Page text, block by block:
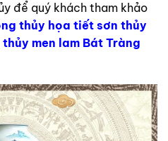
để quý khách tham khảo
thủy họa tiết sơn thủy
men lam Bát Tràng